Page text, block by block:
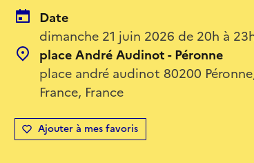
Date
dimanche 21 juin 2026 de 20h à
place André Audinot - Péronne
place andré audinot 80200
France, France
Ajouter à mes favoris